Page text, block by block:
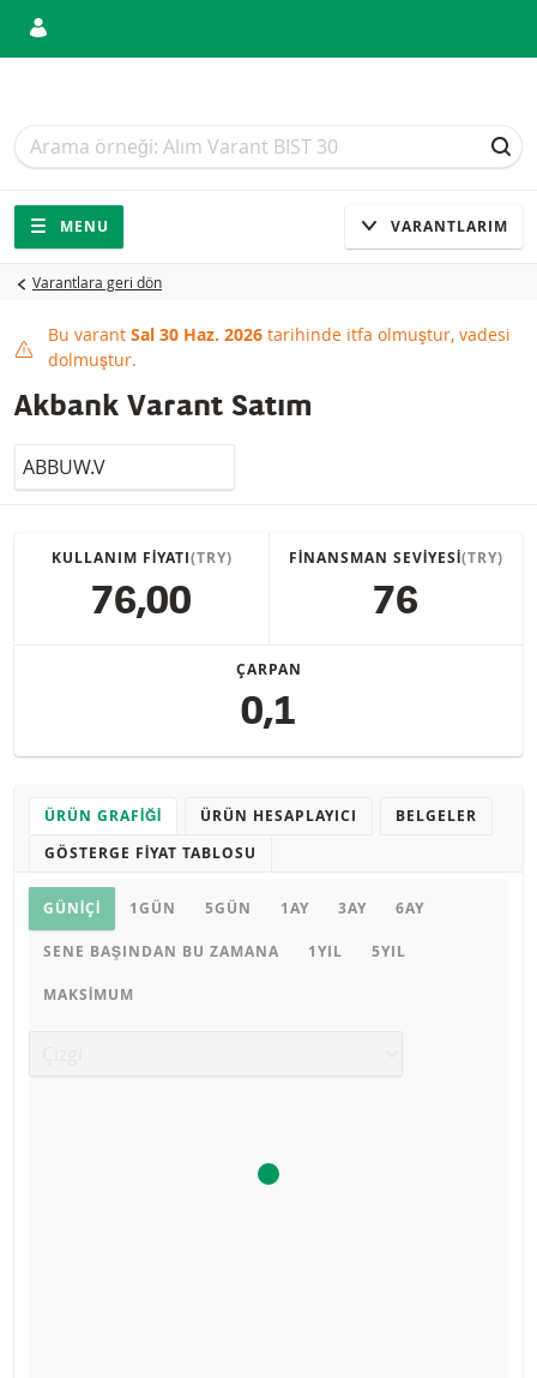
Arama
Arama
Gezinti
Sitede gezinti
MENU VARANTLARIM
Varantlara geri dön
This product has expired
Bu varant Sal 30 Haz. 2026 tarihinde itfa olmuştur, vadesi
dolmuştur.
Akbank Varant Satım
LocalCode
KULLANIM FIYATI(TRY)
76,00
FINANSMAN SEVIYESI(TRY)
76
ÇARPAN
0,1
ÜRÜN GRAFIĞI ÜRÜN HESAPLAYICI
BELGELER
GÖSTERGE FIYAT TABLOSU
Ürün grafiği
GÜNIÇI 1GÜN 5GÜN 1AY 3AY 6AY
SENE BAŞINDAN BU ZAMANA 1YIL 5YIL
MAKSIMUM